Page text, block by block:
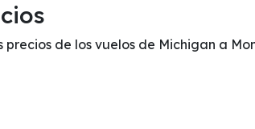
de los vuelos de Michigan a